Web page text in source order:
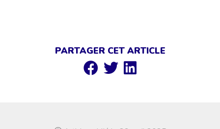
PARTAGER CET ARTICLE